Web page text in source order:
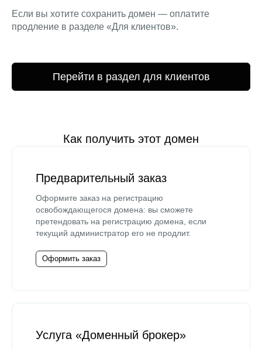
Если вы хотите сохранить домен — оплатите
продление в разделе «Для клиентов».
Перейти в раздел для клиентов
Как получить этот домен
Предварительный заказ
Оформите заказ на регистрацию
освобождающегося домена: вы сможете
претендовать на регистрацию домена, если
текущий администратор его не продлит.
Оформить заказ
Услуга «Доменный брокер»